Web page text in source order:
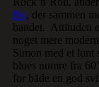
Bo, der sammen
bandet. Attituden
noget mere
Simon med et
blues numre fra
for både en god